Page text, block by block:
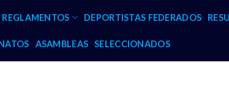
REGLAMENTOS DEPORTISTAS FEDERADOS
ASAMBLEAS SELECCIONADOS